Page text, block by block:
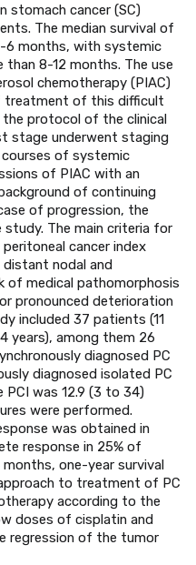
stomach cancer (SC)
The median survival of
months, with systemic
than 8-12 months. The use
chemotherapy (PIAC)
treatment of this difficult
protocol of the clinical
stage underwent staging
of systemic
of PIAC with an
of continuing
of progression, the
The main criteria for
cancer index
distant nodal and
of medical pathomorphosis
pronounced deterioration
included 37 patients (11
years), among them 26
diagnosed PC
diagnosed isolated PC
was 12.9 (3 to 34)
were performed.
was obtained in
response in 25% of
one-year survival
to treatment of PC
according to the
doses of cisplatin and
regression of the tumor